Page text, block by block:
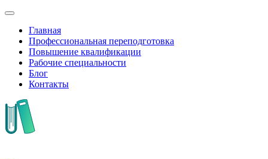
Главная
Профессиональная переподготовка
Повышение квалификации
Рабочие специальности
Блог
Контакты